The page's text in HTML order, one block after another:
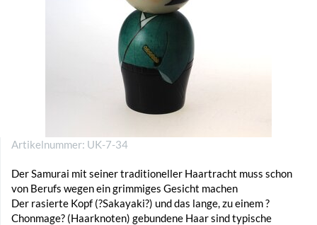
Artikelnummer: UK-7-34
Der Samurai mit seiner traditioneller Haartracht muss schon
von Berufs wegen ein grimmiges Gesicht machen
Der rasierte Kopf (?Sakayaki?) und das lange, zu einem ?
Chonmage? (Haarknoten) gebundene Haar sind typische